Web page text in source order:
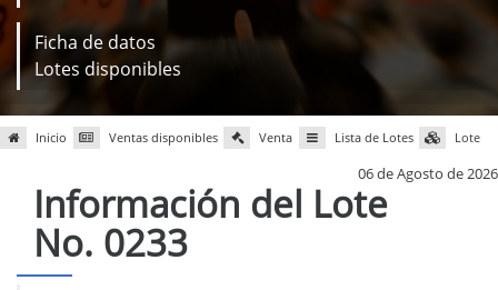
Ficha de datos
Lotes disponibles
Inicio Ventas disponibles Venta Lista de Lotes Lote
06 de Agosto de 2026
Información del Lote
No. 0233